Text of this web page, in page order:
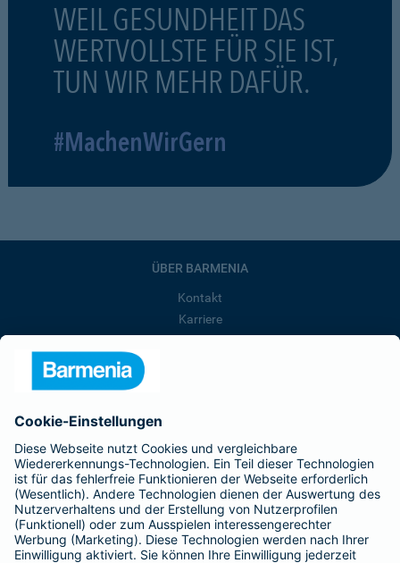
WEIL GESUNDHEIT DAS
WERTVOLLSTE FÜR SIE IST,
TUN WIR MEHR DAFÜR.
#MachenWirGern
ÜBER BARMENIA
Kontakt
Karriere
Barmenia ist Teil der BarmeniaGothaer
BELIEBTE SEITEN
Kranken-Zusatzversicherung
Tierversicherungen
Haftpflichtversicherung
Hausratversicherung